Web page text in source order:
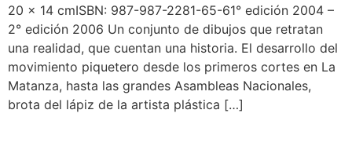
20 x 14 cmISBN: 987-987-2281-65-61° edición 2004 –
2° edición 2006 Un conjunto de dibujos que retratan
una realidad, que cuentan una historia. El desarrollo del
movimiento piquetero desde los primeros cortes en La
Matanza, hasta las grandes Asambleas Nacionales,
brota del lápiz de la artista plástica […]